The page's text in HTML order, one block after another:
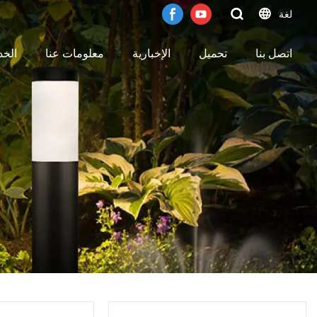
لغة
معلومات عنا الإخبارية تحميل اتصل بنا